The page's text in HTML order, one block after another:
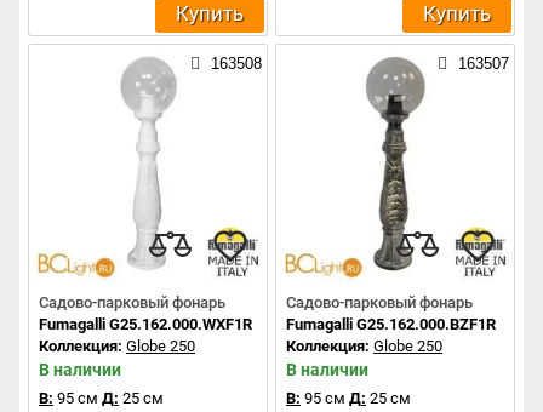
Купить Купить
163508
Садово-парковый фонарь
Fumagalli G25.162.000.WXF1R
Коллекция: Globe 250
В наличии
В: 95 см Д: 25 см
163507
Садово-парковый фонарь
Fumagalli G25.162.000.BZF1R
Коллекция: Globe 250
В наличии
В: 95 см Д: 25 см